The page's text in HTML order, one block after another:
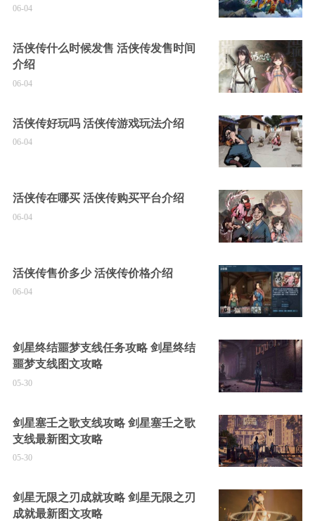
06-04
活侠传什么时候发售 活侠传发售时间
介绍
06-04
活侠传好玩吗 活侠传游戏玩法介绍
06-04
活侠传在哪买 活侠传购买平台介绍
06-04
活侠传售价多少 活侠传价格介绍
06-04
剑星终结噩梦支线任务攻略 剑星终结
噩梦支线图文攻略
05-30
剑星塞壬之歌支线攻略 剑星塞壬之歌
支线最新图文攻略
05-30
剑星无限之刃成就攻略 剑星无限之刃
成就最新图文攻略